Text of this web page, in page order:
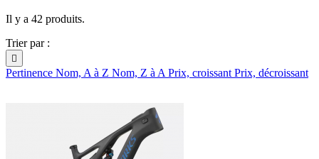
Il y a 42 produits.
Trier par :

Pertinence Nom, A à Z Nom, Z à APrix, croissantPrix, décroissant